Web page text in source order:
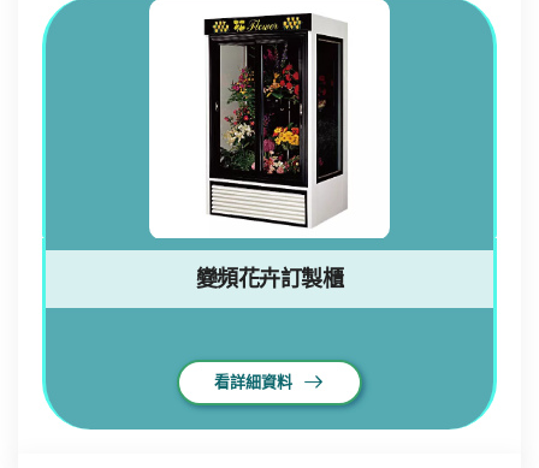
變頻花卉訂製櫃
看詳細資料